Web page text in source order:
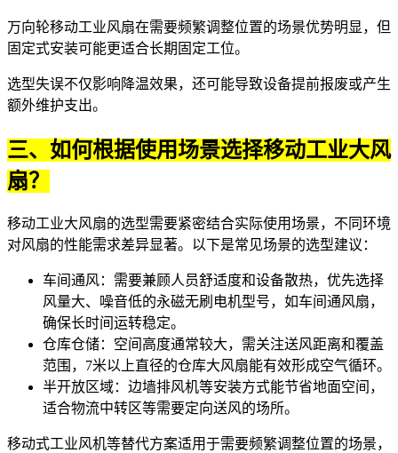
万向轮移动工业风扇在需要频繁调整位置的场景优势明显，但
固定式安装可能更适合长期固定工位。
选型失误不仅影响降温效果，还可能导致设备提前报废或产生
额外维护支出。
三、如何根据使用场景选择移动工业大风
扇？
移动工业大风扇的选型需要紧密结合实际使用场景，不同环境
对风扇的性能需求差异显著。以下是常见场景的选型建议：
车间通风：需要兼顾人员舒适度和设备散热，优先选择
风量大、噪音低的永磁无刷电机型号，如车间通风扇，
确保长时间运转稳定。
仓库仓储：空间高度通常较大，需关注送风距离和覆盖
范围，7米以上直径的仓库大风扇能有效形成空气循环。
半开放区域： 边墙排风机等安装方式能节省地面空间，
适合物流中转区等需要定向送风的场所。
移动式工业风机等替代方案适用于需要频繁调整位置的场景，